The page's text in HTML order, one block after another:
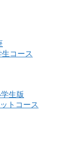
コース
生版
トコース